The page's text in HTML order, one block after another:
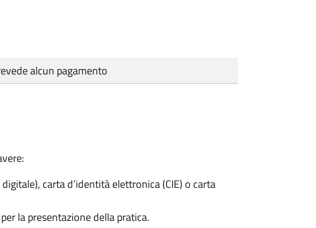
alcun pagamento
carta d’identità elettronica (CIE) o carta
la presentazione della pratica.